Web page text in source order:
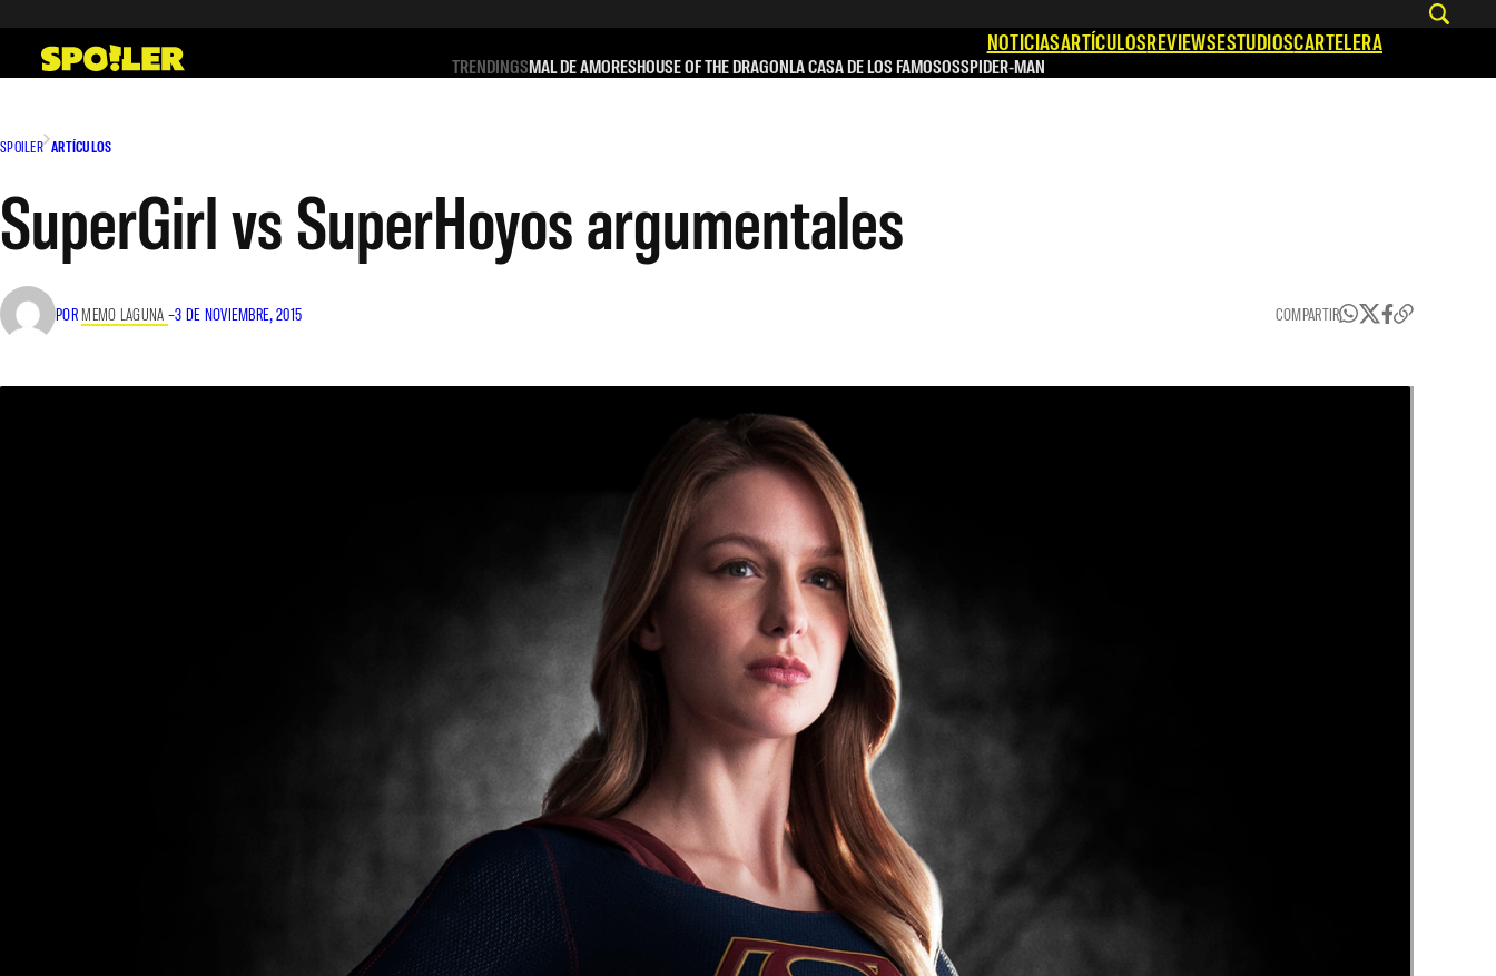
contenido
NOTICIASARTÍCULOSREVIEWSESTUDIOSCARTELERA
TRENDINGSMAL DE AMORESHOUSE OF THE DRAGONLA CASA DE LOS FAMOSOSSPIDER-MAN
SPOILER ARTÍCULOS
SuperGirl vs SuperHoyos argumentales
POR MEMO LAGUNA –3 DE NOVIEMBRE, 2015 COMPARTIR